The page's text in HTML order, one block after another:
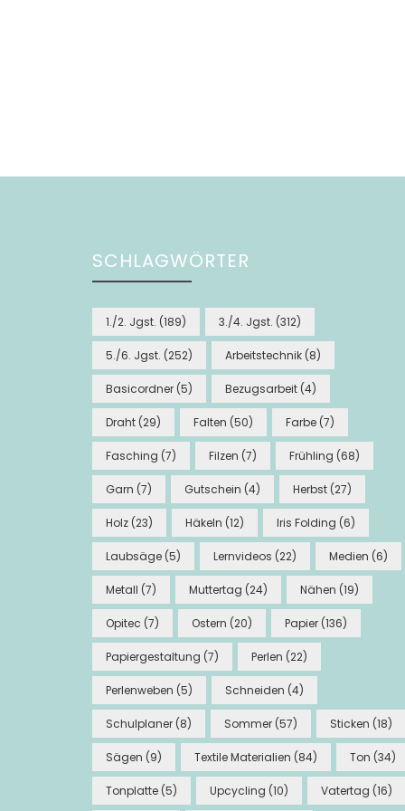
SCHLAGWÖRTER
1./2. Jgst. (189) 3./4. Jgst. (312)
5./6. Jgst. (252) Arbeitstechnik (8)
Basicordner (5) Bezugsarbeit (4)
Draht (29) Falten (50) Farbe (7)
Fasching (7) Filzen (7) Frühling (68)
Garn (7) Gutschein (4) Herbst (27)
Holz (23) Häkeln (12) Iris Folding (6)
Laubsäge (5) Lernvideos (22) Medien (6)
Metall (7) Muttertag (24) Nähen (19)
Opitec (7) Ostern (20) Papier (136)
Papiergestaltung (7) Perlen (22)
Perlenweben (5) Schneiden (4)
Schulplaner (8) Sommer (57) Sticken (18)
Sägen (9) Textile Materialien (84) Ton (34)
Tonplatte (5) Upcycling (10) Vatertag (16)